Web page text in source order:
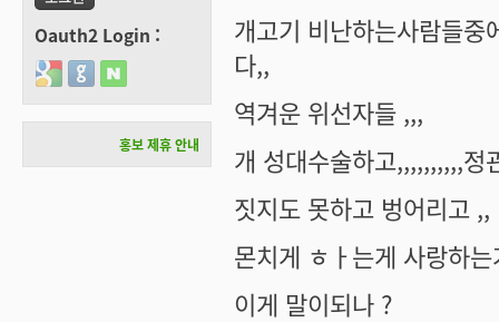
개고기 비난하는사람들
다,,
역겨운 위선자들 ,,,
개 성대수술하고,,,,,,,,,,정
짓지도 못하고 벙어리고 ,,
몬치게 ㅎㅏ는게 사랑하
이게 말이되나 ?
Oauth2 Login :
Login with Google
Login with GitHub
Login with Naver
홍보 제휴 안내